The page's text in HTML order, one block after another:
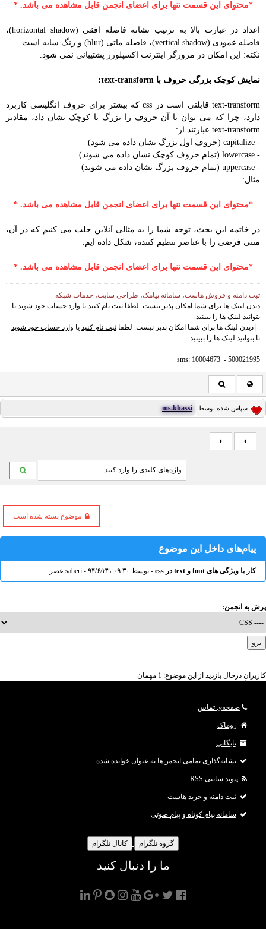
*محتوای این قسمت تنها برای اعضای انجمن قابل مشاهده می باشد. *
اعداد در عبارت بالا به ترتیب نشانه فاصله افقی (horizontal shadow)،
فاصله عمودی (vertical shadow)، فاصله ماتی (blur) و رنگ سایه است.
نکته: این امکان در مرورگر اینترنت اکسپلورر پشتیبانی نمی شود.
نمایش کوچک بزرگی حروف با text-transform:
text-transform قابلتی است در css که بیشتر برای حروف انگلیسی کاربرد
دارد، چرا که می توان با آن حروف را بزرگ یا کوچک نشان داد، مقادیر
text-transform عبارتند از:
- capitalize (حروف اول بزرگ نشان داده می شود)
- lowercase (تمام حروف کوچک نشان داده می شوند)
- uppercase (تمام حروف بزرگ نشان داده می شوند)
مثال:
*محتوای این قسمت تنها برای اعضای انجمن قابل مشاهده می باشد. *
در خاتمه این بحث، توجه شما را به مثالی آنلاین جلب می کنیم که در آن،
متنی فرضی را با عناصر تنظیم کننده، شکل داده ایم.
*محتوای این قسمت تنها برای اعضای انجمن قابل مشاهده می باشد. *
ثبت دامنه و فروش هاست، سامانه پیامک، طراحی سایت، خدمات شبکه
دیدن لینک ها برای شما امکان پذیر نیست. لطفا ثبت نام کنید یا وارد حساب خود شوید تا
بتوانید لینک ها را ببینید.
| دیدن لینک ها برای شما امکان پذیر نیست. لطفا ثبت نام کنید یا وارد حساب خود شوید
تا بتوانید لینک ها را ببینید.
sms: 10004673 - 500021995
سپاس شده توسط ms.khassi
موضوع بسته شده است
پیام‌های داخل این موضوع
کار با ویژگی های font و text در css - توسط saberi - ۹۴/۶/۲۳، ۰۹:۳۰ عصر
پرش به انجمن:
کاربرانِ درحال بازدید از این موضوع: 1 مهمان
صفحه‌ی تماس
روماک
بایگانی
نشانه‌گذاری تمامی انجمن‌ها به عنوان خوانده شده
پیوند سایتی RSS
ثبت دامنه و خرید هاست
سامانه پیام کوتاه و پیام صوتی
گروه تلگرام کانال تلگرام
ما را دنبال کنید